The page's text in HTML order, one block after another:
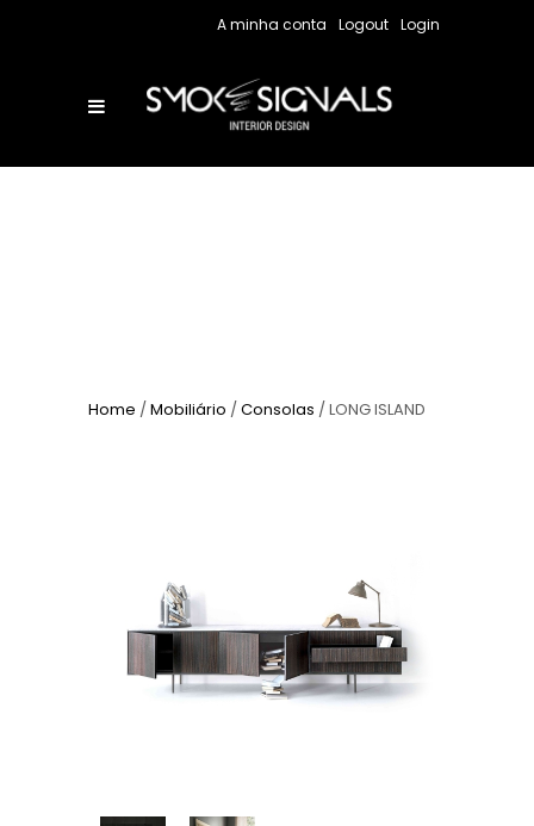
A minha conta Logout Login
Home /Mobiliário /Consolas / LONG ISLAND